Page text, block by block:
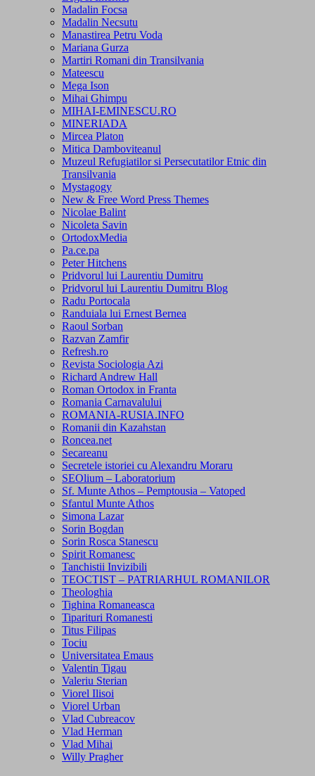
Madalin Focsa
Madalin Necsutu
Manastirea Petru Voda
Mariana Gurza
Martiri Romani din Transilvania
Mateescu
Mega Ison
Mihai Ghimpu
MIHAI-EMINESCU.RO
MINERIADA
Mircea Platon
Mitica Damboviteanul
Muzeul Refugiatilor si Persecutatilor Etnic din
Transilvania
Mystagogy
New & Free Word Press Themes
Nicolae Balint
Nicoleta Savin
OrtodoxMedia
Pa.ce.pa
Peter Hitchens
Pridvorul lui Laurentiu Dumitru
Pridvorul lui Laurentiu Dumitru Blog
Radu Portocala
Randuiala lui Ernest Bernea
Raoul Sorban
Razvan Zamfir
Refresh.ro
Revista Sociologia Azi
Richard Andrew Hall
Roman Ortodox in Franta
Romania Carnavalului
ROMANIA-RUSIA.INFO
Romanii din Kazahstan
Roncea.net
Secareanu
Secretele istoriei cu Alexandru Moraru
SEOlium – Laboratorium
Sf. Munte Athos – Pemptousia – Vatoped
Sfantul Munte Athos
Simona Lazar
Sorin Bogdan
Sorin Rosca Stanescu
Spirit Romanesc
Tanchistii Invizibili
TEOCTIST – PATRIARHUL ROMANILOR
Theologhia
Tighina Romaneasca
Tiparituri Romanesti
Titus Filipas
Tociu
Universitatea Emaus
Valentin Tigau
Valeriu Sterian
Viorel Ilisoi
Viorel Urban
Vlad Cubreacov
Vlad Herman
Vlad Mihai
Willy Pragher